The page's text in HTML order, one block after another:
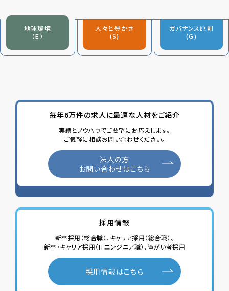
地球環境
（E）
人々と豊かさ
(S)
ガバナンス原則
(G)
毎年6万件の求人に最適な人材をご紹介
実績とノウハウでご要望にお応えします。
ご気軽に相談お問い合わせください。
法人の方
お問い合わせはこちら
採用情報
新卒採用（総合職）、キャリア採用（総合職）、
新卒・キャリア採用（ITエンジニア職）、障がい者採用
採用情報はこちら